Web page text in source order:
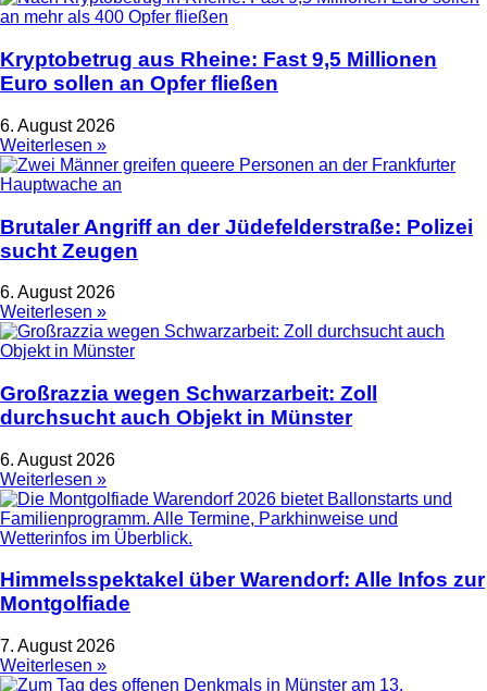
Kryptobetrug aus Rheine: Fast 9,5 Millionen
Euro sollen an Opfer fließen
6. August 2026
Weiterlesen »
Brutaler Angriff an der Jüdefelderstraße: Polizei
sucht Zeugen
6. August 2026
Weiterlesen »
Großrazzia wegen Schwarzarbeit: Zoll
durchsucht auch Objekt in Münster
6. August 2026
Weiterlesen »
Himmelsspektakel über Warendorf: Alle Infos zur
Montgolfiade
7. August 2026
Weiterlesen »